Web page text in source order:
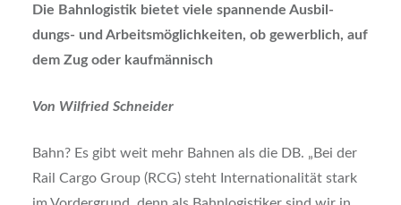
Die Bahn­lo­gis­tik bie­tet vie­le span­nen­de Aus­bil­
dungs- und Arbeits­mög­lich­kei­ten, ob gewerb­lich, auf
dem Zug oder kauf­män­nisch
Von Wil­fried Schnei­der
Bahn? Es gibt weit mehr Bah­nen als die DB. „Bei der
Rail Car­go Group (RCG) steht Inter­na­tio­na­li­tät stark